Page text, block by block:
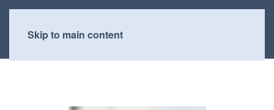
Skip to main content